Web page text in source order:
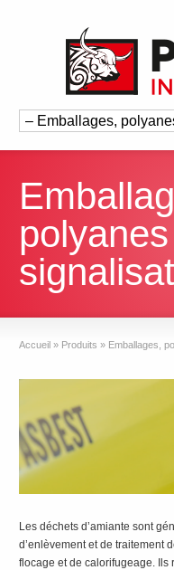
Accueil » Produits » Emballages,
Les déchets d’amiante sont
d’enlèvement et de traitement
flocage et de calorifugeage.